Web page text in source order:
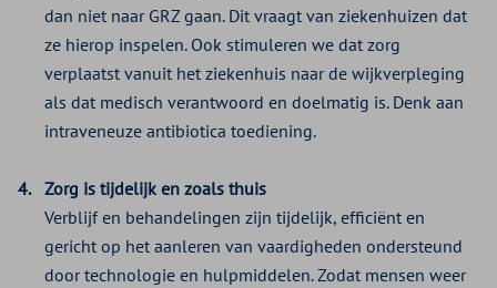
dan niet naar GRZ gaan. Dit vraagt van ziekenhuizen dat
ze hierop inspelen. Ook stimuleren we dat zorg
verplaatst vanuit het ziekenhuis naar de wijkverpleging
als dat medisch verantwoord en doelmatig is. Denk aan
intraveneuze antibiotica toediening.
Zorg is tijdelijk en zoals thuis
Verblijf en behandelingen zijn tijdelijk, efficiënt en
gericht op het aanleren van vaardigheden ondersteund
door technologie en hulpmiddelen. Zodat mensen weer